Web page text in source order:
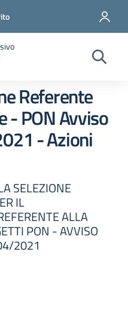
Referente
- PON Avviso
- Azioni
SELEZIONE
IL
ALLA
PON - AVVISO
2021